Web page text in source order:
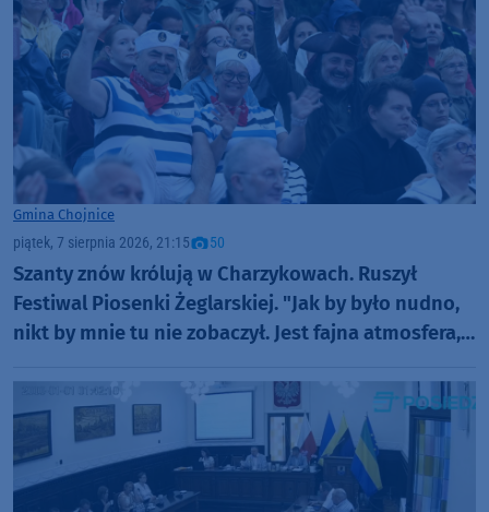
Gmina Chojnice
piątek, 7 sierpnia 2026, 21:15 50
Szanty znów królują w Charzykowach. Ruszył
Festiwal Piosenki Żeglarskiej. "Jak by było nudno,
nikt by mnie tu nie zobaczył. Jest fajna atmosfera,